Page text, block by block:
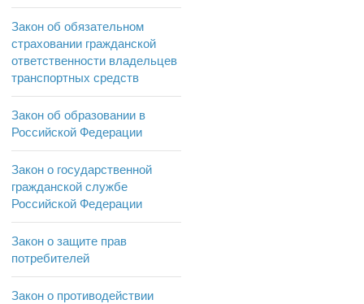
Закон об обязательном
страховании гражданской
ответственности владельцев
транспортных средств
Закон об образовании в
Российской Федерации
Закон о государственной
гражданской службе
Российской Федерации
Закон о защите прав
потребителей
Закон о противодействии